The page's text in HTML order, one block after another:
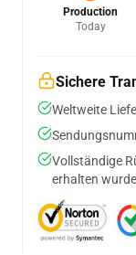
Production
Today
Sichere
Weltweite
Vollständige
erhalten wurde